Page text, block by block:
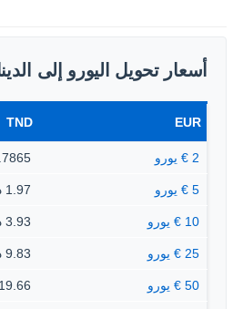
أسعار تحويل اليورو إلى
EUR
TND
2 € يورو 0.7865 دينار
5 € يورو 1.97 دينار تونسى
10 € يورو 3.93 دينار تونسى
25 € يورو 9.83 دينار تونسى
50 € يورو 19.66 دينار تونسى